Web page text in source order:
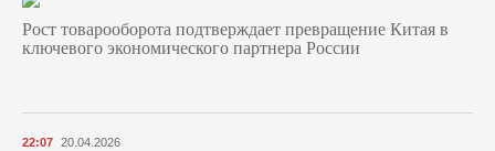
Рост товарооборота подтверждает превращение Китая в
ключевого экономического партнера России
22:07 20.04.2026